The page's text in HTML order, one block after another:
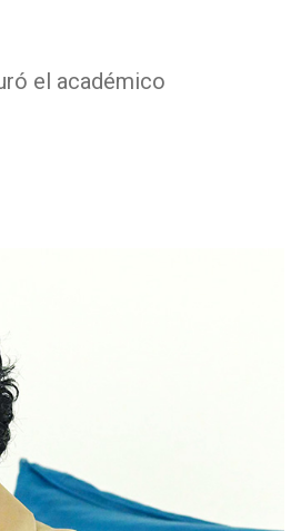
el académico